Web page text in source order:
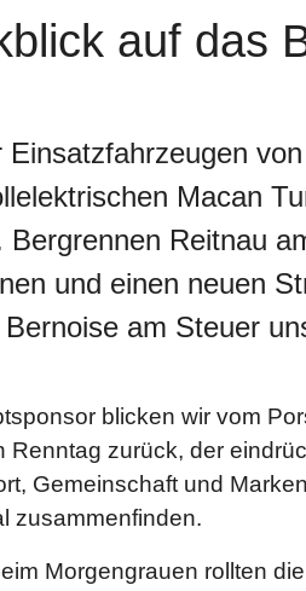
auf das
Einsatzfahrzeugen
Macan
Bergrennen Reitnau
und einen neuen
Bernoise am Steuer
blicken wir vom
Renntag zurück, der
Gemeinschaft und
zusammenfinden.
Morgengrauen rollten